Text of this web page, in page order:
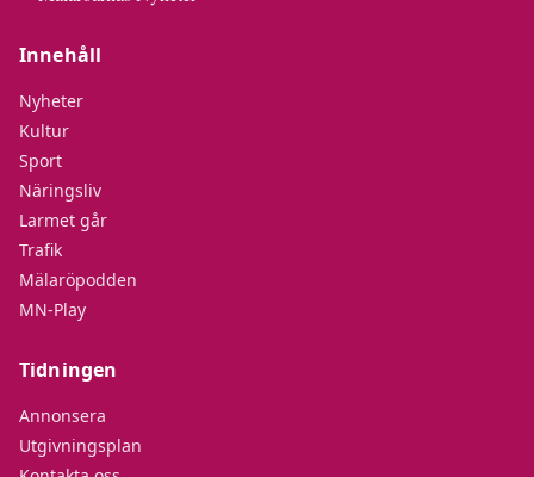
Innehåll
Nyheter
Kultur
Sport
Näringsliv
Larmet går
Trafik
Mälaröpodden
MN-Play
Tidningen
Annonsera
Utgivningsplan